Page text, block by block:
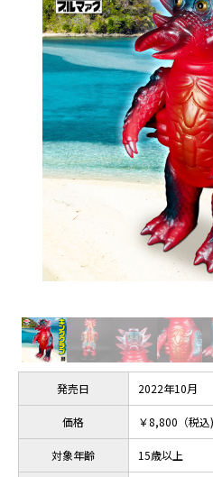
発売日 2022年10月
価格 ￥8,800（税込)
対象年齢 15歳以上